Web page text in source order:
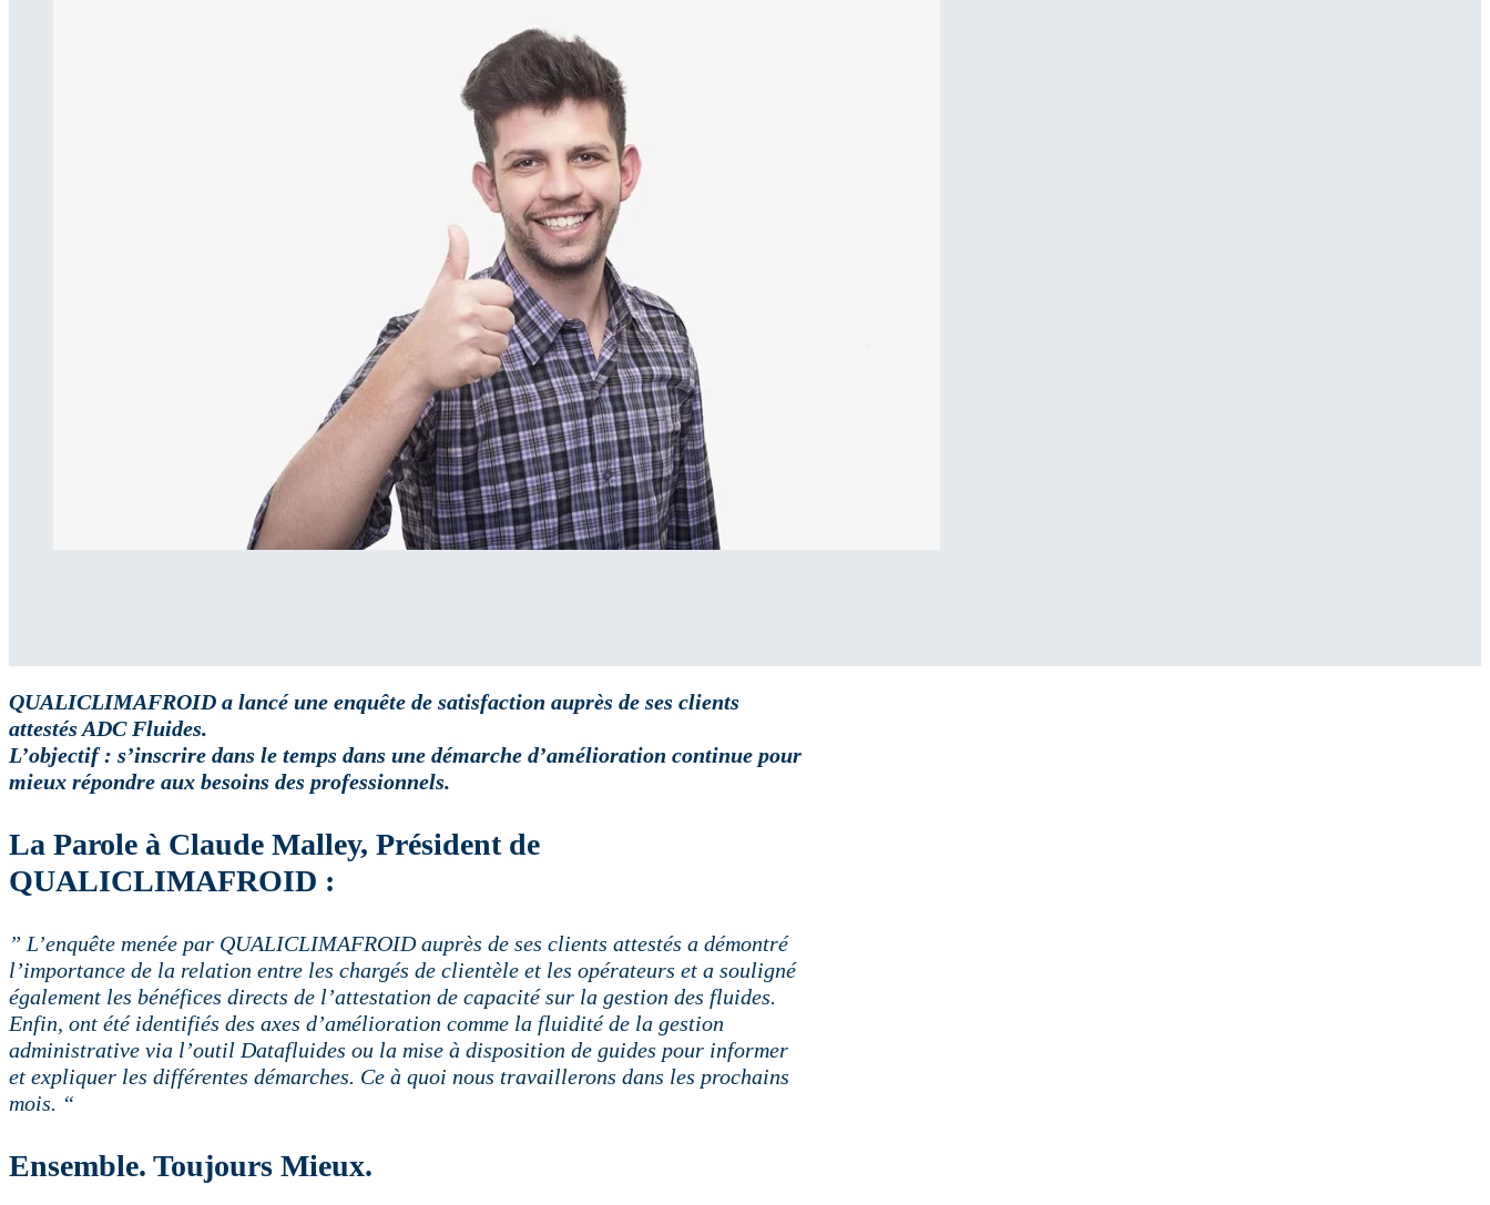
QUALICLIMAFROID a lancé une enquête de satisfaction auprès de ses clients
attestés ADC Fluides.
L’objectif : s’inscrire dans le temps dans une démarche d’amélioration continue pour
mieux répondre aux besoins des professionnels.
La Parole à Claude Malley, Président de
QUALICLIMAFROID :
” L’enquête menée par QUALICLIMAFROID auprès de ses clients attestés a démontré
l’importance de la relation entre les chargés de clientèle et les opérateurs et a souligné
également les bénéfices directs de l’attestation de capacité sur la gestion des fluides.
Enfin, ont été identifiés des axes d’amélioration comme la fluidité de la gestion
administrative via l’outil Datafluides ou la mise à disposition de guides pour informer
et expliquer les différentes démarches. Ce à quoi nous travaillerons dans les prochains
mois. “
Ensemble. Toujours Mieux.